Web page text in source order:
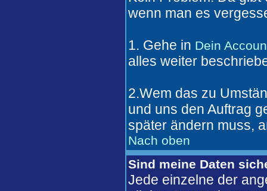
wenn man es
1. Gehe in Dein
alles weiter
2.Wem das zu
und uns den Auftrag
später ändern muss,
Nach oben
Sind meine Daten
Jede einzelne der